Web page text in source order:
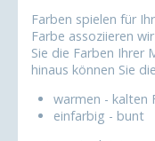
Farben spielen für
Farbe assoziieren
Sie die Farben Ihrer
hinaus können Sie
warmen - kalten
einfarbig - bunt